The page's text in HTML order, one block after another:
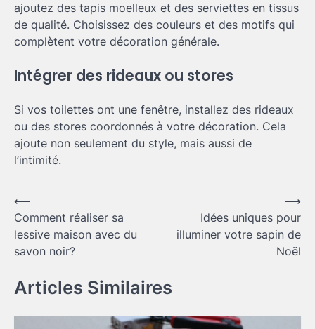
ajoutez des tapis moelleux et des serviettes en tissus
de qualité. Choisissez des couleurs et des motifs qui
complètent votre décoration générale.
Intégrer des rideaux ou stores
Si vos toilettes ont une fenêtre, installez des rideaux
ou des stores coordonnés à votre décoration. Cela
ajoute non seulement du style, mais aussi de
l’intimité.
Navigation
de
l’article
⟵
Comment réaliser sa
lessive maison avec du
savon noir?
Idées uniques pour
illuminer votre sapin de
Noël
⟶
Articles Similaires